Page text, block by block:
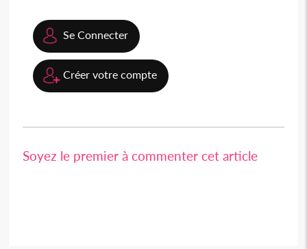
Se Connecter
Créer votre compte
Soyez le premier à commenter cet article